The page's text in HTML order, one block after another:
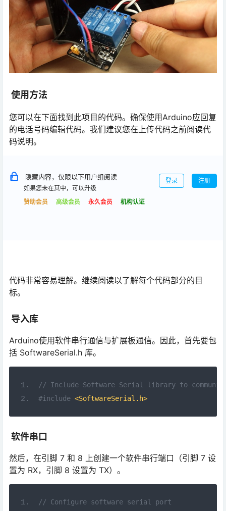
使用方法
您可以在下面找到此项目的代码。确保使用Arduino应回复
的电话号码编辑代码。我们建议您在上传代码之前阅读代
码说明。
隐藏内容，仅限以下用户组阅读
如果您未在其中，可以升级
赞助会员
高级会员 永久会员 机构认证
登录 注册
代码非常容易理解。继续阅读以了解每个代码部分的目
标。
导入库
Arduino使用软件串行通信与扩展板通信。因此，首先要包
括 SoftwareSerial.h 库。
// Include Software Serial library to
#include <SoftwareSerial.h>
软件串口
然后，在引脚 7 和 8 上创建一个软件串行端口（引脚 7 设
置为 RX，引脚 8 设置为 TX）。
// Configure software serial port